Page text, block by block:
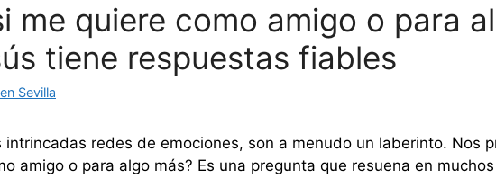
me quiere como amigo o para
tiene respuestas fiables
Sevilla
redes de emociones, son a menudo un laberinto. Nos
amigo o para algo más? Es una pregunta que resuena en